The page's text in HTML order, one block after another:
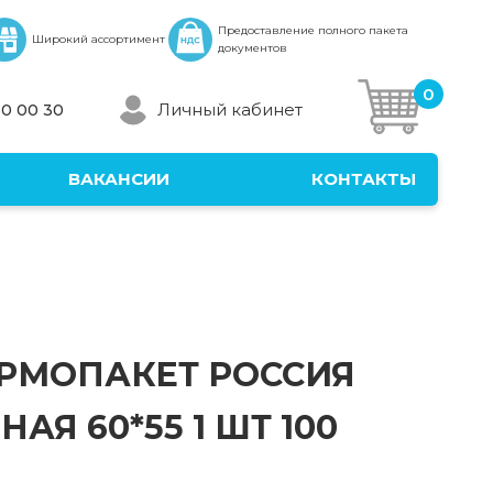
Широкий ассортимент
Предоставление полного пакета
документов
00 30 Личный кабинет
0
ВАКАНСИИ КОНТАКТЫ
РОССИЯ
60*55 1 ШТ 100